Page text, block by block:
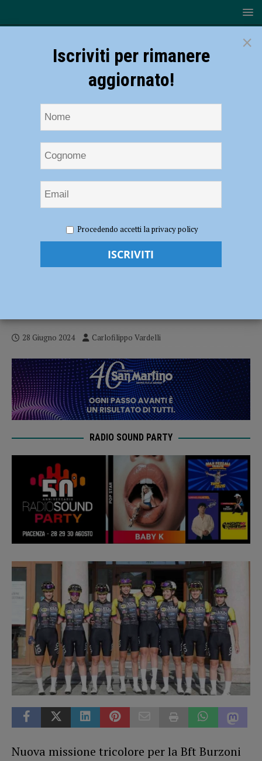
– Nuova sfida tricolore per il VO2 Team Pink: domani l’Italiano su
strada Donne Juniores nel Genovese
Ciclismo – Nuova sfida tricolore per il
28 Giugno 2024 Carlofilippo Vardelli
RADIO SOUND PARTY
Nuova missione tricolore per la Bft Burzoni
×
Iscriviti per rimanere
aggiornato!
Procedendo accetti la privacy policy